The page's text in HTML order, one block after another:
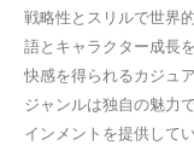
戦略性とスリルで世界
語とキャラクター成長
快感を得られるカジュ
ジャンルは独自の魅力
インメントを提供して